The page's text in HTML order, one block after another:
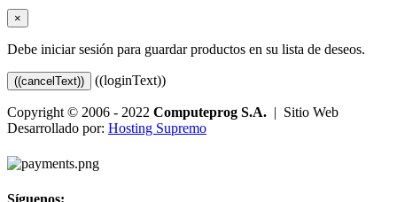
×
Debe iniciar sesión para guardar productos en su lista de deseos.
((cancelText)) ((loginText))
Copyright © 2006 - 2022 Computeprog S.A. | Sitio Web
Desarrollado por: Hosting Supremo
Síguenos: